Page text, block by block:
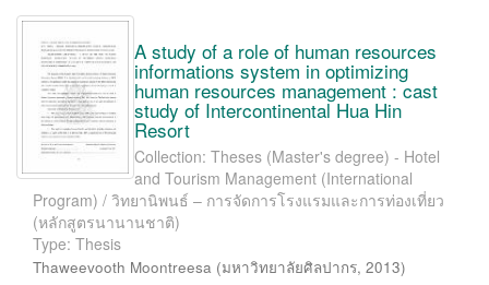
A study of a role of human resources
informations system in optimizing
human resources management : cast
study of Intercontinental Hua Hin
Resort
Collection: Theses (Master's degree) - Hotel
and Tourism Management (International
Program) / วิทยานิพนธ์ – การจัดการโรงแรมและการท่องเที่ยว
(หลักสูตรนานานชาติ)
Type: Thesis
Thaweevooth Moontreesa (มหาวิทยาลัยศิลปากร, 2013)